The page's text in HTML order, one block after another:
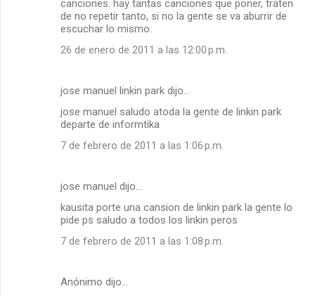
canciones. hay tantas canciones que poner, traten
de no repetir tanto, si no la gente se va aburrir de
escuchar lo mismo.
26 de enero de 2011 a las 12:00 p.m.
jose manuel linkin park dijo…
jose manuel saludo atoda la gente de linkin park
departe de informtika
7 de febrero de 2011 a las 1:06 p.m.
jose manuel dijo…
kausita porte una cansion de linkin park la gente lo
pide ps saludo a todos los linkin peros
7 de febrero de 2011 a las 1:08 p.m.
Anónimo dijo…